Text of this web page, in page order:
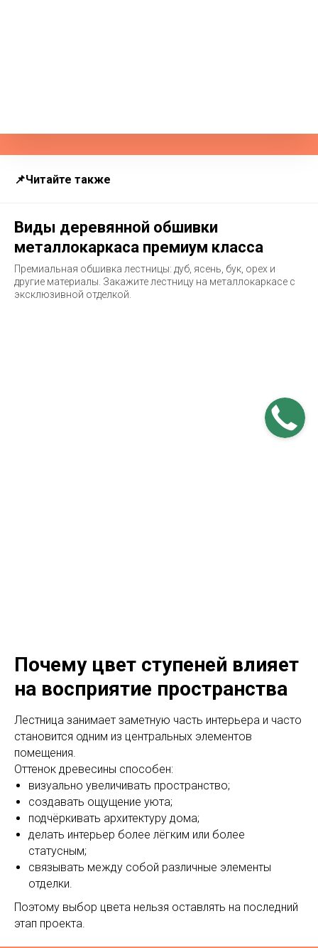
📌Читайте также
Виды деревянной обшивки
металлокаркаса премиум класса
Премиальная обшивка лестницы: дуб, ясень, бук, орех и
другие материалы. Закажите лестницу на металлокаркасе с
эксклюзивной отделкой.
Почему цвет ступеней влияет
на восприятие пространства
Лестница занимает заметную часть интерьера и часто
становится одним из центральных элементов
помещения.
Оттенок древесины способен:
визуально увеличивать пространство;
создавать ощущение уюта;
подчёркивать архитектуру дома;
делать интерьер более лёгким или более
статусным;
связывать между собой различные элементы
отделки.
Поэтому выбор цвета нельзя оставлять на последний
этап проекта.